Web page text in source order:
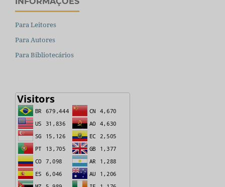
Para Leitores
Para Autores
Para Bibliotecários